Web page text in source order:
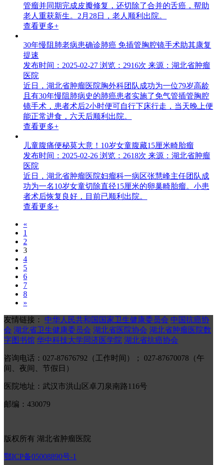
管瘤并同期完成皮瓣修复，还切除了合并的舌癌，帮助
老人重获新生。2月28日，老人顺利出院。
查看更多+
30年慢阻肺老病患确诊肺癌 免插管胸腔镜手术助其康复
提速
发布时间：2025-02-27 浏览：2916次 来源：湖北省肿瘤
医院
近日，湖北省肿瘤医院胸外科团队成功为一位79岁高龄
且有30年慢阻肺病史的肺癌患者实施了免气管插管胸腔
镜手术，患者术后2小时便可自行下床行走，当天晚上便
能正常进食，六天后顺利出院。
查看更多+
儿童腹痛便秘莫大意！10岁女童腹藏15厘米畸胎瘤
发布时间：2025-02-26 浏览：2618次 来源：湖北省肿瘤
医院
近日，湖北省肿瘤医院妇瘤科一病区张慧峰主任团队成
功为一名10岁女童切除直径15厘米的卵巢畸胎瘤。小患
者术后恢复良好，目前已顺利出院。
查看更多+
«
1
2
3
4
5
6
7
8
»
友情链接： 中华人民共和国国家卫生健康委员会 中国抗癌协
会 湖北省卫生健康委员会 湖北省医院协会 湖北省肿瘤医院数
字图书馆 华中科技大学同济医学院 湖北省抗癌协会
咨询电话：027-87676792（工作时间）； 027-87670078（午
间、夜间、节假日）
医院地址：武汉市洪山区卓刀泉南路116号
邮编：430079
版权所有 湖北省肿瘤医院
鄂ICP备05008890号-1